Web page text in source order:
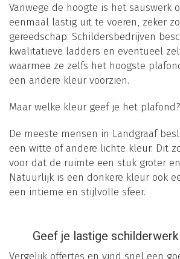
Vanwege de hoogte is het sauswerk
eenmaal lastig uit te voeren, zeker
gereedschap. Schildersbedrijven
kwalitatieve ladders en eventueel
waarmee ze zelfs het hoogste
een andere kleur voorzien.
Maar welke kleur geef je het plafond?
De meeste mensen in Landgraaf
een witte of andere lichte kleur. Dit
voor dat de ruimte een stuk groter
Natuurlijk is een donkere kleur ook
een intieme en stijlvolle sfeer.
Geef je lastige
Vergelijk offertes en vind snel een